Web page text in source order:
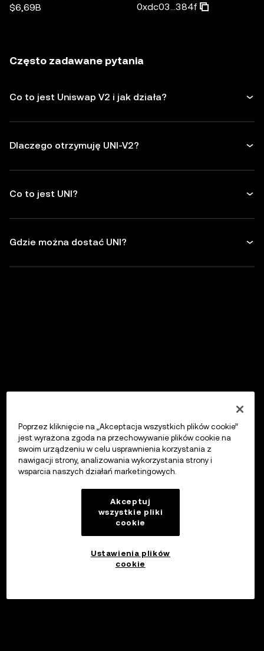
$6,69B 0xdc03...384f
Często zadawane pytania
Co to jest Uniswap V2 i jak działa?
Dlaczego otrzymuję UNI-V2?
Co to jest UNI?
Gdzie można dostać UNI?
Poprzez kliknięcie na „Akceptacja wszystkich plików cookie”
jest wyrażona zgoda na przechowywanie plików cookie na
swoim urządzeniu w celu usprawnienia korzystania z
nawigacji strony, analizowania wykorzystania strony i
wsparcia naszych działań marketingowych.
Akceptuj
wszystkie pliki
cookie
Ustawienia plików
cookie